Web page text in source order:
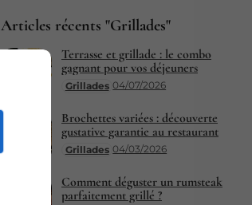
Articles récents "Grillades"
Grillades 04/07/2026
Terrasse et grillade : le combo
gagnant pour vos déjeuners
Grillades 04/03/2026
Brochettes variées : découverte
gustative garantie au restaurant
Comment déguster un rumsteak
parfaitement grillé ?